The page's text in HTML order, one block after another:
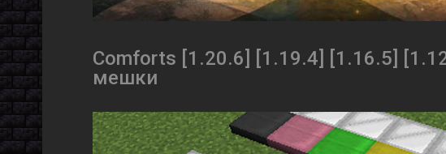
Comforts [1.20.6] [1.19.4] [1.16.5]
мешки